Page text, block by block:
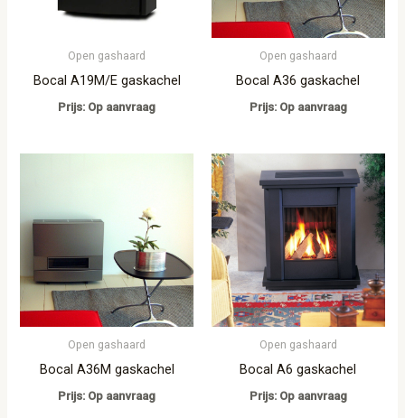
Open gashaard
Bocal A19M/E gaskachel
Prijs: Op aanvraag
Open gashaard
Bocal A36 gaskachel
Prijs: Op aanvraag
Open gashaard
Bocal A36M gaskachel
Prijs: Op aanvraag
Open gashaard
Bocal A6 gaskachel
Prijs: Op aanvraag